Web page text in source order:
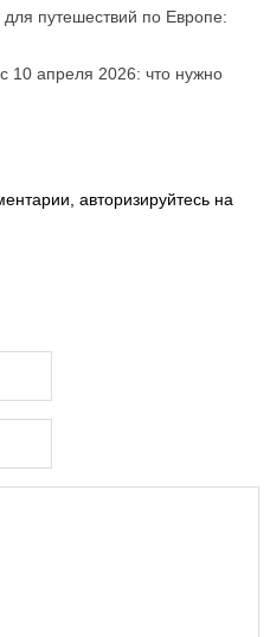
путешествий по Европе:
10 апреля 2026: что нужно
авторизируйтесь на